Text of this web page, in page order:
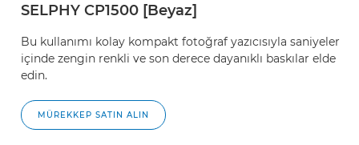
SELPHY CP1500 [Beyaz]
Bu kullanımı kolay kompakt fotoğraf yazıcısıyla saniyeler
içinde zengin renkli ve son derece dayanıklı baskılar elde
edin.
MÜREKKEP SATIN ALIN